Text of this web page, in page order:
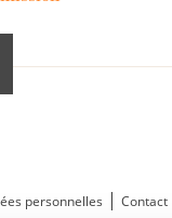
personnelles | Contact